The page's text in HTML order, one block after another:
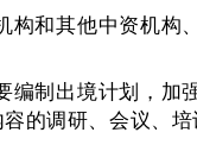
构和其他中资机构
制出境计划，加
的调研、会议、